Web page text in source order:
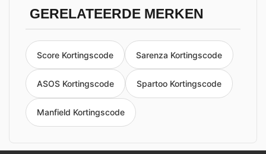
GERELATEERDE MERKEN
Score Kortingscode Sarenza Kortingscode
ASOS Kortingscode Spartoo Kortingscode
Manfield Kortingscode